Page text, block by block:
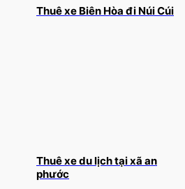
Thuê xe Biên Hòa đi Núi Cúi
Thuê xe du lịch tại xã an
phước